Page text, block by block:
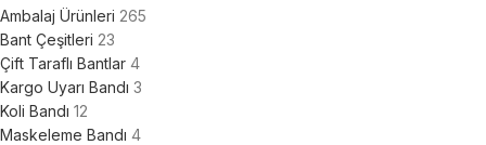
Ambalaj Ürünleri 265
Bant Çeşitleri 23
Çift Taraflı Bantlar 4
Kargo Uyarı Bandı 3
Koli Bandı 12
Maskeleme Bandı 4